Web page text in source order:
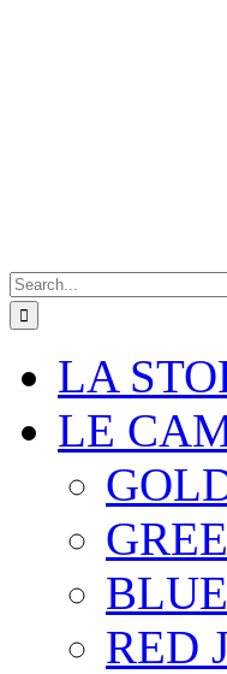
for:
LA
LE
RED